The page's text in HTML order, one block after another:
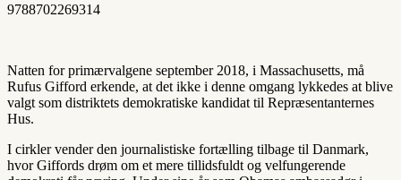
9788702269314
Natten for primærvalgene september 2018, i Massachusetts, må
Rufus Gifford erkende, at det ikke i denne omgang lykkedes at blive
valgt som distriktets demokratiske kandidat til Repræsentanternes
Hus.
I cirkler vender den journalistiske fortælling tilbage til Danmark,
hvor Giffords drøm om et mere tillidsfuldt og velfungerende